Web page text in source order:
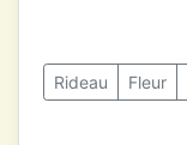
Rideau Fleur